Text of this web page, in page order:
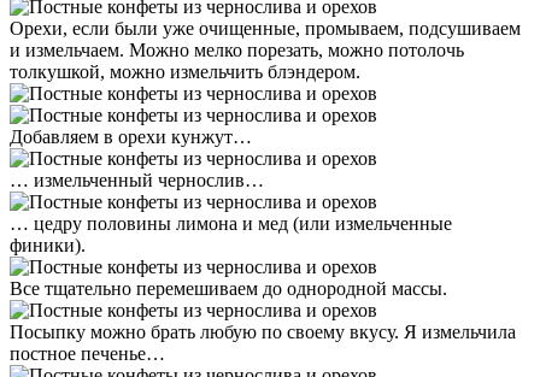
Орехи, если были уже очищенные, промываем, подсушиваем
и измельчаем. Можно мелко порезать, можно потолочь
толкушкой, можно измельчить блэндером.
Добавляем в орехи кунжут…
… измельченный чернослив…
… цедру половины лимона и мед (или измельченные
финики).
Все тщательно перемешиваем до однородной массы.
Посыпку можно брать любую по своему вкусу. Я измельчила
постное печенье…